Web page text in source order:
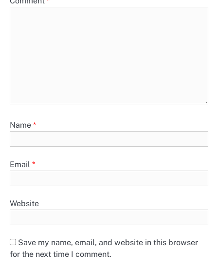
Name *
Email *
Website
Save my name, email, and website in this browser
for the next time I comment.